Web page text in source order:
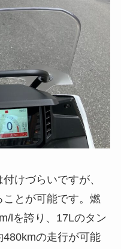
けづらいですが、
ことが可能です。燃
lを誇り、17Lのタン
の走行が可能